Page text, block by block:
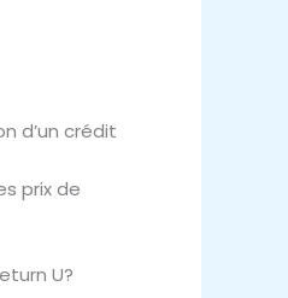
d’un crédit
prix de
U?